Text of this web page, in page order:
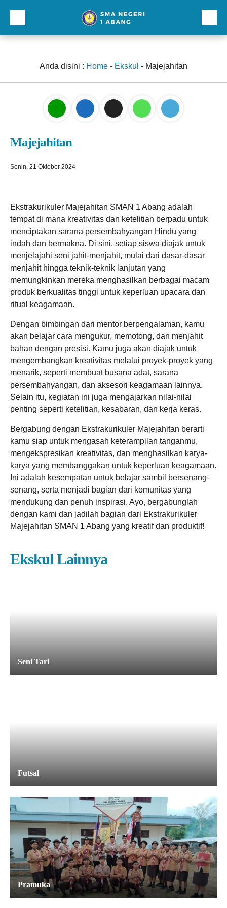
Sarana Prasarana
Lainnnya
Anda disini : Home - Ekskul - Majejahitan
Majejahitan
Senin, 21 Oktober 2024
Ekstrakurikuler Majejahitan SMAN 1 Abang adalah
tempat di mana kreativitas dan ketelitian berpadu untuk
menciptakan sarana persembahyangan Hindu yang
indah dan bermakna. Di sini, setiap siswa diajak untuk
menjelajahi seni jahit-menjahit, mulai dari dasar-dasar
menjahit hingga teknik-teknik lanjutan yang
memungkinkan mereka menghasilkan berbagai macam
produk berkualitas tinggi untuk keperluan upacara dan
ritual keagamaan.
Dengan bimbingan dari mentor berpengalaman, kamu
akan belajar cara mengukur, memotong, dan menjahit
bahan dengan presisi. Kamu juga akan diajak untuk
mengembangkan kreativitas melalui proyek-proyek yang
menarik, seperti membuat busana adat, sarana
persembahyangan, dan aksesori keagamaan lainnya.
Selain itu, kegiatan ini juga mengajarkan nilai-nilai
penting seperti ketelitian, kesabaran, dan kerja keras.
Bergabung dengan Ekstrakurikuler Majejahitan berarti
kamu siap untuk mengasah keterampilan tanganmu,
mengekspresikan kreativitas, dan menghasilkan karya-
karya yang membanggakan untuk keperluan keagamaan.
Ini adalah kesempatan untuk belajar sambil bersenang-
senang, serta menjadi bagian dari komunitas yang
mendukung dan penuh inspirasi. Ayo, bergabunglah
dengan kami dan jadilah bagian dari Ekstrakurikuler
Majejahitan SMAN 1 Abang yang kreatif dan produktif!
Ekskul Lainnya
Seni Tari
Futsal
Pramuka